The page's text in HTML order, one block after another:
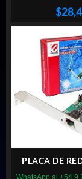
$
PLACA DE
ENL832
WhatsApp al +54 9